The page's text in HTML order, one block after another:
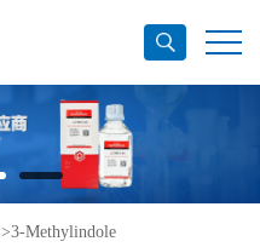
>3-Methylindole